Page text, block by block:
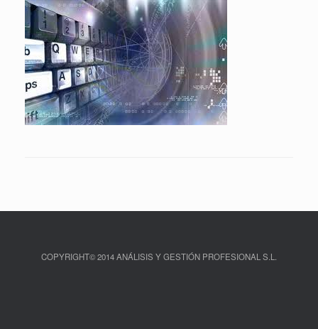
COPYRIGHT© 2014 ANÁLISIS Y GESTIÓN PROFESIONAL S.L.